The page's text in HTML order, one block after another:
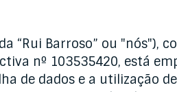
“Rui Barroso” ou "nós"),
nº 103535420, está
de dados e a utilização